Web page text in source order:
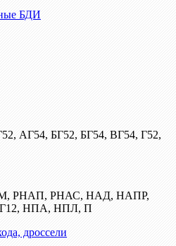
БДИ
АГ54, БГ52, БГ54, ВГ54, Г52,
РНАП, РНАС, НАД, НАПР,
НПА, НПЛ, П
дроссели